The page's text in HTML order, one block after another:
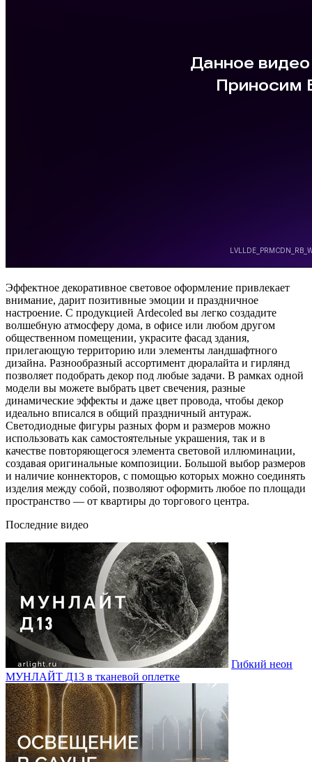
Эффектное декоративное световое оформление привлекает
внимание, дарит позитивные эмоции и праздничное
настроение. С продукцией Ardecoled вы легко создадите
волшебную атмосферу дома, в офисе или любом другом
общественном помещении, украсите фасад здания,
прилегающую территорию или элементы ландшафтного
дизайна. Разнообразный ассортимент дюралайта и гирлянд
позволяет подобрать декор под любые задачи. В рамках одной
модели вы можете выбрать цвет свечения, разные
динамические эффекты и даже цвет провода, чтобы декор
идеально вписался в общий праздничный антураж.
Светодиодные фигуры разных форм и размеров можно
использовать как самостоятельные украшения, так и в
качестве повторяющегося элемента световой иллюминации,
создавая оригинальные композиции. Большой выбор размеров
и наличие коннекторов, с помощью которых можно соединять
изделия между собой, позволяют оформить любое по площади
пространство — от квартиры до торгового центра.
Последние видео
Гибкий неон
МУНЛАЙТ Д13 в тканевой оплетке